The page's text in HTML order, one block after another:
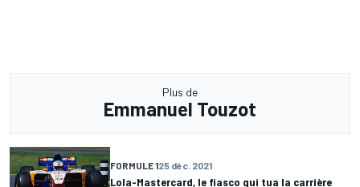
Plus de
Emmanuel Touzot
FORMULE 125 déc. 2021
Lola-Mastercard, le fiasco qui tua la carrière